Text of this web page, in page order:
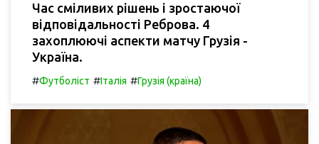
Час сміливих рішень і зростаючої
відповідальності Реброва. 4
захоплюючі аспекти матчу Грузія -
Україна.
#Футболіст #Італія #Грузія (країна)